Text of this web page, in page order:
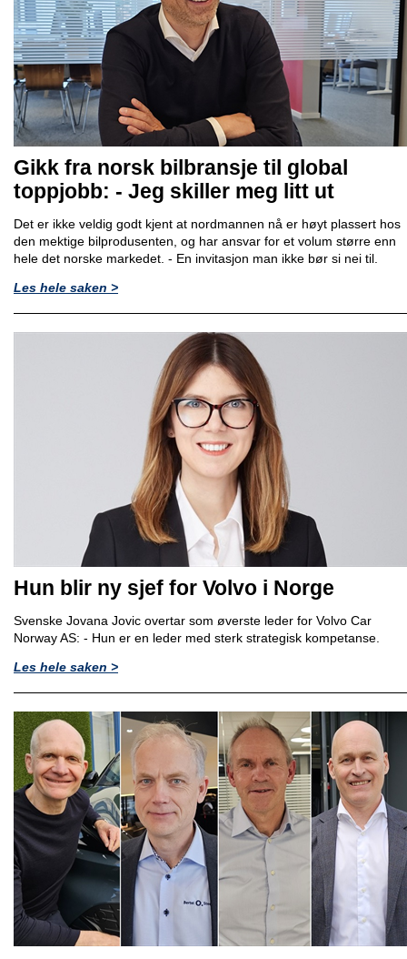
Gikk fra norsk bilbransje til global
toppjobb: - Jeg skiller meg litt ut
Det er ikke veldig godt kjent at nordmannen nå er høyt plassert hos
den mektige bilprodusenten, og har ansvar for et volum større enn
hele det norske markedet. - En invitasjon man ikke bør si nei til.
Les hele saken >
Hun blir ny sjef for Volvo i Norge
Svenske Jovana Jovic overtar som øverste leder for Volvo Car
Norway AS: - Hun er en leder med sterk strategisk kompetanse.
Les hele saken >